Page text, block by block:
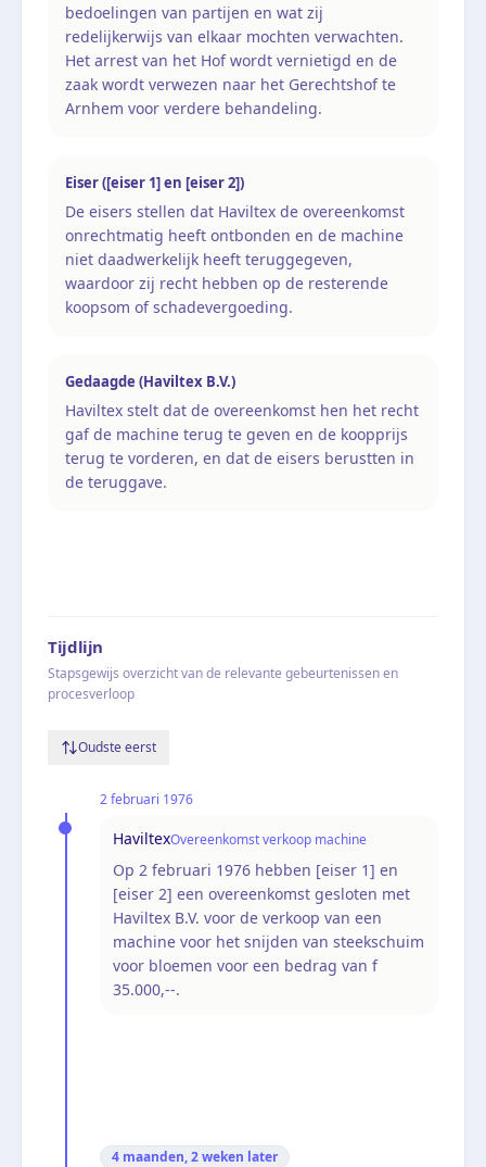
bedoelingen van partijen en wat zij
redelijkerwijs van elkaar mochten verwachten.
Het arrest van het Hof wordt vernietigd en de
zaak wordt verwezen naar het Gerechtshof te
Arnhem voor verdere behandeling.
Eiser ([eiser 1] en [eiser 2])
De eisers stellen dat Haviltex de overeenkomst
onrechtmatig heeft ontbonden en de machine
niet daadwerkelijk heeft teruggegeven,
waardoor zij recht hebben op de resterende
koopsom of schadevergoeding.
Gedaagde (Haviltex B.V.)
Haviltex stelt dat de overeenkomst hen het recht
gaf de machine terug te geven en de koopprijs
terug te vorderen, en dat de eisers berustten in
de teruggave.
Tijdlijn
Stapsgewijs overzicht van de relevante gebeurtenissen en
procesverloop
Oudste eerst
2 februari 1976
HaviltexOvereenkomst verkoop machine
Op 2 februari 1976 hebben [eiser 1] en
[eiser 2] een overeenkomst gesloten met
Haviltex B.V. voor de verkoop van een
machine voor het snijden van steekschuim
voor bloemen voor een bedrag van f
35.000,--.
4 maanden, 2 weken later